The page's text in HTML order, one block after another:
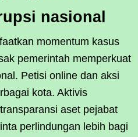
nasional
momentum kasus
pemerintah memperkuat
Petisi online dan aksi
kota. Aktivis
aset pejabat
perlindungan lebih bagi